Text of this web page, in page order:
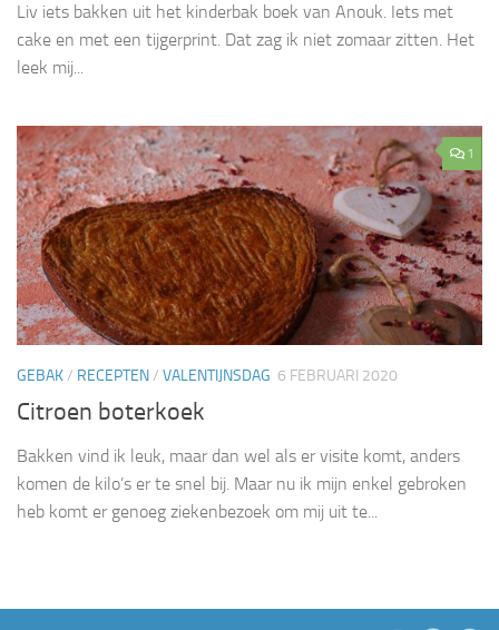
Liv iets bakken uit het kinderbak boek van Anouk. Iets met
cake en met een tijgerprint. Dat zag ik niet zomaar zitten. Het
leek mij...
1
GEBAK/ RECEPTEN/ VALENTIJNSDAG 6 FEBRUARI 2020
Citroen boterkoek
Bakken vind ik leuk, maar dan wel als er visite komt, anders
komen de kilo’s er te snel bij. Maar nu ik mijn enkel gebroken
heb komt er genoeg ziekenbezoek om mij uit te...